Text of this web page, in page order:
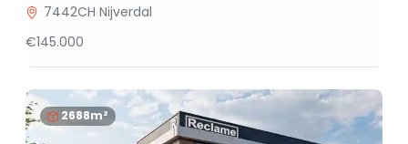
7442CH Nijverdal
€145.000
2688m²